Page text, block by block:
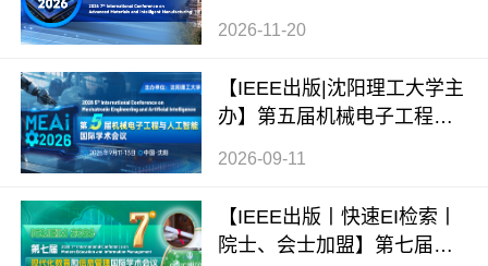
2026-11-20
【IEEE出版|沈阳理工大学主
办】第五届机械电子工程与
2026-09-11
【IEEE出版丨快速EI检索丨
院士、会士加盟】第七届现